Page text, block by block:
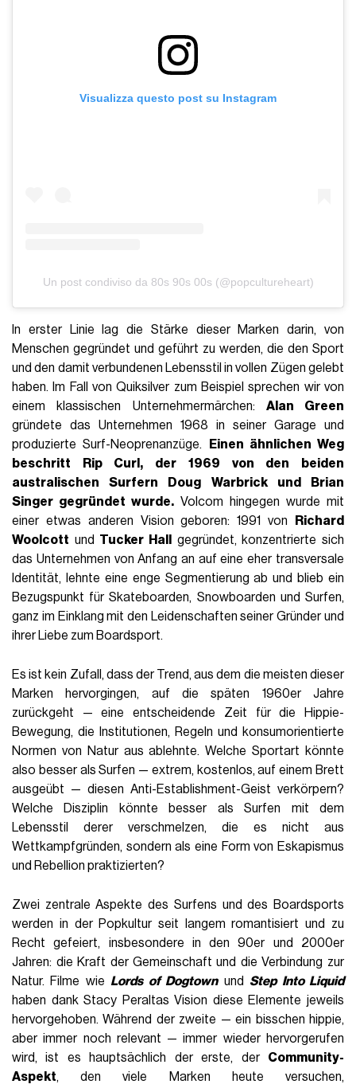
Visualizza questo post su Instagram
Un post condiviso da 80s 90s 00s (@popcultureheart)
In erster Linie lag die Stärke dieser Marken darin, von
Menschen gegründet und geführt zu werden, die den Sport
und den damit verbundenen Lebensstil in vollen Zügen gelebt
haben. Im Fall von Quiksilver zum Beispiel sprechen wir von
einem klassischen Unternehmermärchen: Alan Green
gründete das Unternehmen 1968 in seiner Garage und
produzierte Surf-Neoprenanzüge.
Einen ähnlichen Weg
beschritt Rip Curl, der 1969 von den beiden
australischen Surfern
Doug Warbrickund Brian
Singer gegründet wurde. Volcom hingegen wurde mit
einer etwas anderen Vision geboren: 1991 von
Richard
Woolcott und Tucker Hall
gegründet, konzentrierte sich
das Unternehmen von Anfang an auf eine eher transversale
Identität, lehnte eine enge Segmentierung ab und blieb ein
Bezugspunkt für Skateboarden, Snowboarden und Surfen,
ganz im Einklang mit den Leidenschaften seiner Gründer und
ihrer Liebe zum Boardsport.
Es ist kein Zufall, dass der Trend, aus dem die meisten dieser
Marken hervorgingen, auf die späten 1960er Jahre
zurückgeht — eine entscheidende Zeit für die Hippie-
Bewegung, die Institutionen, Regeln und konsumorientierte
Normen von Natur aus ablehnte. Welche Sportart könnte
also besser als Surfen — extrem, kostenlos, auf einem Brett
ausgeübt — diesen Anti-Establishment-Geist verkörpern?
Welche Disziplin könnte besser als Surfen mit dem
Lebensstil derer verschmelzen, die es nicht aus
Wettkampfgründen, sondern als eine Form von Eskapismus
und Rebellion praktizierten?
Zwei zentrale Aspekte des Surfens und des Boardsports
werden in der Popkultur seit langem romantisiert und zu
Recht gefeiert, insbesondere in den 90er und 2000er
Jahren: die Kraft der Gemeinschaft und die Verbindung zur
Natur. Filme wie Lords of Dogtownund Step Into Liquid
haben dank Stacy Peraltas Vision diese Elemente jeweils
hervorgehoben. Während der zweite — ein bisschen hippie,
aber immer noch relevant — immer wieder hervorgerufen
wird, ist es hauptsächlich der erste, der Community-
Aspekt, den viele Marken heute versuchen,